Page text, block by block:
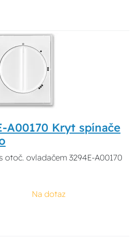
A00170 Kryt spínače
otoč. ovladačem 3294E-A00170
Na dotaz